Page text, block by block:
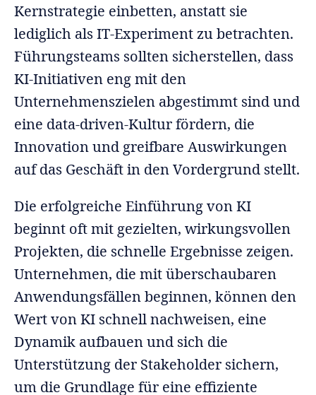
Kernstrategie einbetten, anstatt sie
lediglich als IT-Experiment zu betrachten.
Führungsteams sollten sicherstellen, dass
KI-Initiativen eng mit den
Unternehmenszielen abgestimmt sind und
eine data-driven-Kultur fördern, die
Innovation und greifbare Auswirkungen
auf das Geschäft in den Vordergrund stellt.
Die erfolgreiche Einführung von KI
beginnt oft mit gezielten, wirkungsvollen
Projekten, die schnelle Ergebnisse zeigen.
Unternehmen, die mit überschaubaren
Anwendungsfällen beginnen, können den
Wert von KI schnell nachweisen, eine
Dynamik aufbauen und sich die
Unterstützung der Stakeholder sichern,
um die Grundlage für eine effiziente